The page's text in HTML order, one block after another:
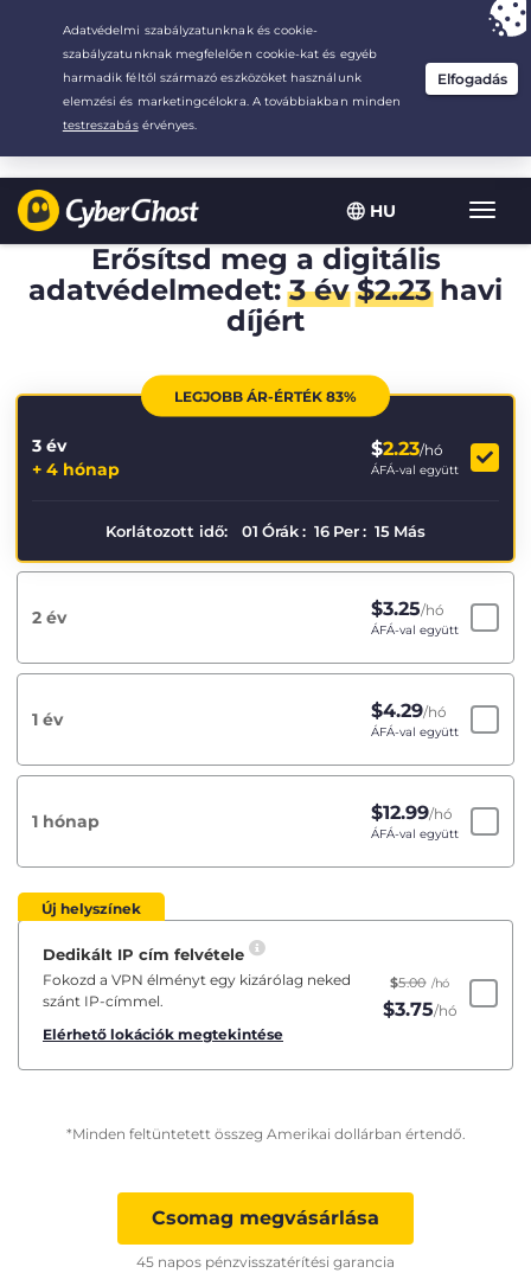
HU
Your choice:The Best Dealfor 3.3333333333333-years at $
/month
Erősítsd meg a digitális
adatvédelmedet:3 év $2.23havi
díjért
LEGJOBB ÁR-ÉRTÉK 83%
3 év
+ 4 hónap
$2.23/hó
ÁFÁ-val együtt
Korlátozott idő: 01 Órák: 16 Per: 15 Más
2 év $3.25/hó
ÁFÁ-val együtt
1 év $4.29/hó
ÁFÁ-val együtt
1 hónap $12.99/hó
ÁFÁ-val együtt
Új helyszínek
Dedikált IP cím felvétele
Fokozd a VPN élményt egy kizárólag neked
szánt IP-címmel.
Elérhető lokációk megtekintése
$5.00 /hó
$3.75/hó
*Minden feltüntetett összeg Amerikai dollárban értendő.
Csomag megvásárlása
45 napos pénzvisszatérítési garancia